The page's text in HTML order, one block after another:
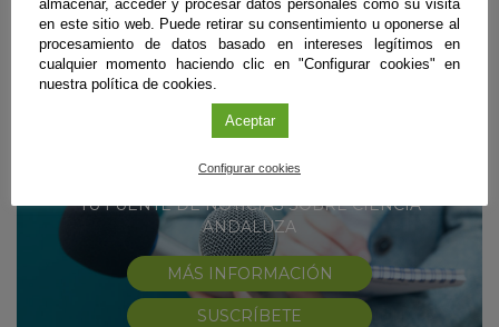
han desvelado recientemente nuevas propiedades de uno de sus
elementos clave: el azufre.
Sigue leyendo
#CienciaDirecta
TU FUENTE DE NOTICIAS SOBRE CIENCIA
ANDALUZA
MÁS INFORMACIÓN
SUSCRÍBETE
almacenar, acceder y procesar datos personales como su visita
en este sitio web. Puede retirar su consentimiento u oponerse al
procesamiento de datos basado en intereses legítimos en
cualquier momento haciendo clic en "Configurar cookies" en
nuestra política de cookies.
Aceptar
Configurar cookies